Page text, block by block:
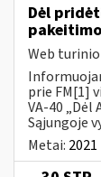
Dėl
pakeitimo
Web turinio
prie FM[1]
VA-40
Sąjungoje
Metai: 2021